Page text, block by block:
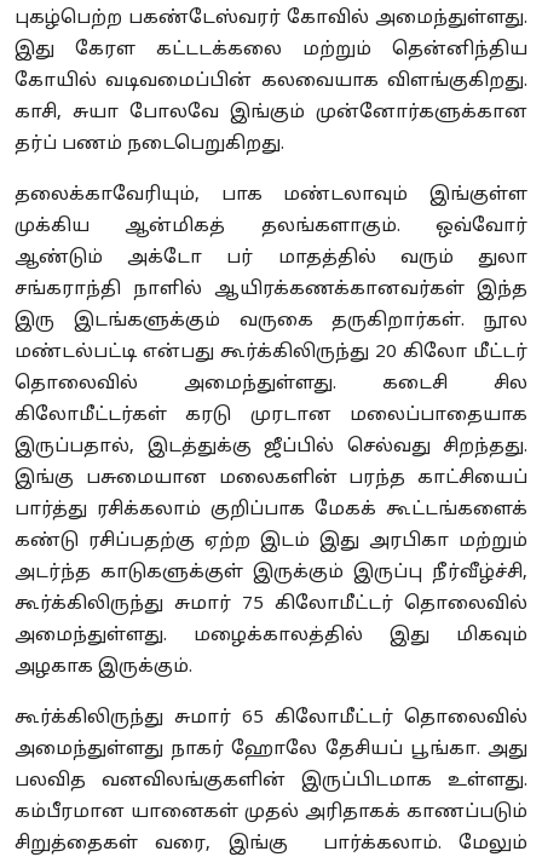
புகழ்பெற்ற பகண்டேஸ்வரர் கோவில் அமைந்துள்ளது.
இது கேரள கட்டடக்கலை மற்றும் தென்னிந்திய
கோயில் வடிவமைப்பின் கலவையாக விளங்குகிறது.
காசி, சுயா போலவே இங்கும் முன்னோர்களுக்கான
தர்ப் பணம் நடைபெறுகிறது.
தலைக்காவேரியும், பாக மண்டலாவும் இங்குள்ள
முக்கிய ஆன்மிகத் தலங்களாகும். ஒவ்வோர்
ஆண்டும் அக்டோ பர் மாதத்தில் வரும் துலா
சங்கராந்தி நாளில் ஆயிரக்கணக்கானவர்கள் இந்த
இரு இடங்களுக்கும் வருகை தருகிறார்கள். நூல
மண்டல்பட்டி என்பது கூர்க்கிலிருந்து 20 கிலோ மீட்டர்
தொலைவில் அமைந்துள்ளது. கடைசி சில
கிலோமீட்டர்கள் கரடு முரடான மலைப்பாதையாக
இருப்பதால், இடத்துக்கு ஜீப்பில் செல்வது சிறந்தது.
இங்கு பசுமையான மலைகளின் பரந்த காட்சியைப்
பார்த்து ரசிக்கலாம் குறிப்பாக மேகக் கூட்டங்களைக்
கண்டு ரசிப்பதற்கு ஏற்ற இடம் இது அரபிகா மற்றும்
அடர்ந்த காடுகளுக்குள் இருக்கும் இருப்பு நீர்வீழ்ச்சி,
கூர்க்கிலிருந்து சுமார் 75 கிலோமீட்டர் தொலைவில்
அமைந்துள்ளது. மழைக்காலத்தில் இது மிகவும்
அழகாக இருக்கும்.
கூர்க்கிலிருந்து சுமார் 65 கிலோமீட்டர் தொலைவில்
அமைந்துள்ளது நாகர் ஹோலே தேசியப் பூங்கா. அது
பலவித வனவிலங்குகளின் இருப்பிடமாக உள்ளது.
கம்பீரமான யானைகள் முதல் அரிதாகக் காணப்படும்
சிறுத்தைகள் வரை, இங்கு பார்க்கலாம். மேலும்